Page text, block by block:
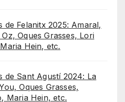
de Felanitx 2025: Amaral,
Oques Grasses, Lori
Hein, etc.
de Sant Agustí 2024: La
Oques Grasses,
Maria Hein, etc.